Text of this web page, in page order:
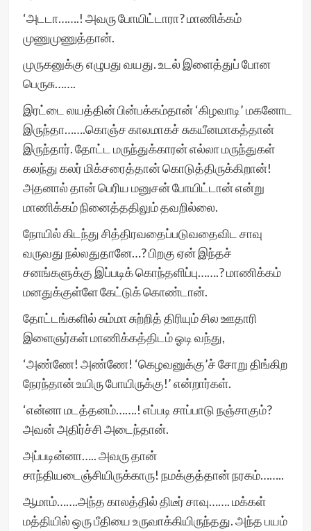
‘அடடா…….! அவரு போயிட்டாரா? மாணிக்கம்
முணுமுணுத்தான்.
முருகனுக்கு எழுபது வயது. உடல் இளைத்துப் போன
பெருசு…….
இரட்டை லயத்தின் பின்பக்கம்தான் ‘கிழவாடி’ மகனோட
இருந்தா…….கொஞ்ச காலமாகச் சுகயீனமாகத்தான்
இருந்தார். தோட்ட மருந்துக்காரன் எல்லா மருந்துகள்
கலந்து கலர் மிக்சரைத்தான் கொடுத்திருக்கிறான்!
அதனால் தான் பெரிய மனுசன் போயிட்டான் என்று
மாணிக்கம் நினைத்ததிலும் தவறில்லை.
நோயில் கிடந்து சித்திரவதைப்படுவதைவிட சாவு
வருவது நல்லதுதானே…? பிறகு ஏன் இந்தச்
சனங்களுக்கு இப்படிக் கொந்தளிப்பு…….? மாணிக்கம்
மனதுக்குள்ளே கேட்டுக் கொண்டான்.
தோட்டங்களில் சும்மா சுற்றித் திரியும் சில ஊதாரி
இளைஞர்கள் மாணிக்கத்திடம் ஓடி வந்து,
‘அண்ணே! அண்ணே! ‘கெழவனுக்கு’ச் சோறு திங்கிற
நேரந்தான் உயிரு போயிருக்கு!’ என்றார்கள்.
‘என்னா மடத்தனம்…….! எப்படி சாப்பாடு நஞ்சாகும்?
அவன் அதிர்ச்சி அடைந்தான்.
அப்படின்னா….. அவரு தான்
சாந்தியடைஞ்சியிருக்காரு! நமக்குத்தான் நரகம்……..
ஆமாம்…….அந்த காலத்தில் திடீர் சாவு……. மக்கள்
மத்தியில் ஒரு பீதியை உருவாக்கியிருந்தது. அந்த பயம்